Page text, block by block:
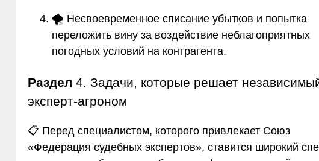
🌪 Несвоевременное списание убытков и попытка
переложить вину за воздействие неблагоприятных
погодных условий на контрагента.
Раздел 4. Задачи, которые решает
эксперт-агроном
📋 Перед специалистом, которого привлекает Союз
«Федерация судебных экспертов», ставится широкий